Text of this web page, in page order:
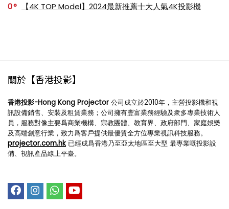
0 【4K TOP Model】2024最新推薦十大人氣4K投影機
關於【香港投影】
香港投影-Hong Kong Projector 公司成立於2010年，主營投影機和視
訊設備銷售、安裝及租賃業務；公司擁有豐富業務經驗及衆多專業技術人
員，服務對像主要爲商業機構、宗教團體、教育界、政府部門、家庭娛樂
及高端創意行業，致力爲客戶提供最優質全方位專業視訊科技服務。
projector.com.hk 已經成爲香港乃至亞太地區至大型 最專業嘅投影設
備、視訊產品線上平臺。